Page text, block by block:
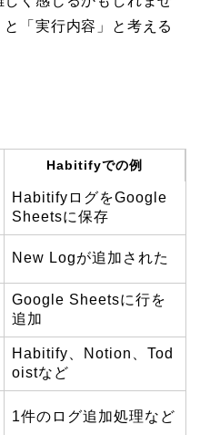
「実行内容」と考える
Habitifyでの例
HabitifyログをGoogle
Sheetsに保存
New Logが追加された
Google Sheetsに行を
追加
Habitify、Notion、Tod
oistなど
1件のログ追加処理など